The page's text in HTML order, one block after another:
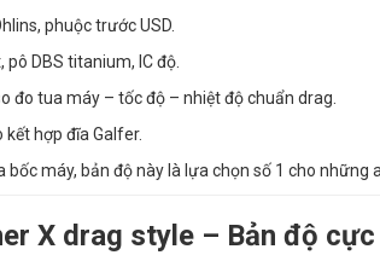
phuộc trước USD.
pô DBS titanium, IC độ.
đo tua máy – tốc độ – nhiệt độ chuẩn drag.
kết hợp đĩa Galfer.
bốc máy, bản độ này là lựa chọn số 1 cho những
X drag style – Bản độ